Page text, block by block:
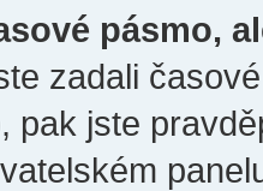
pásmo,
zadali
pak jste